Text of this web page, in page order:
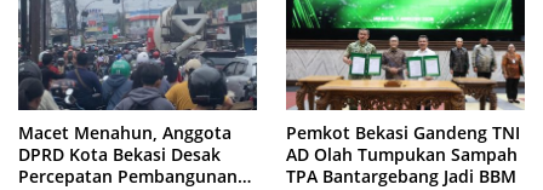
Macet Menahun, Anggota
DPRD Kota Bekasi Desak
Percepatan Pembangunan
Pemkot Bekasi Gandeng TNI
AD Olah Tumpukan Sampah
TPA Bantargebang Jadi BBM